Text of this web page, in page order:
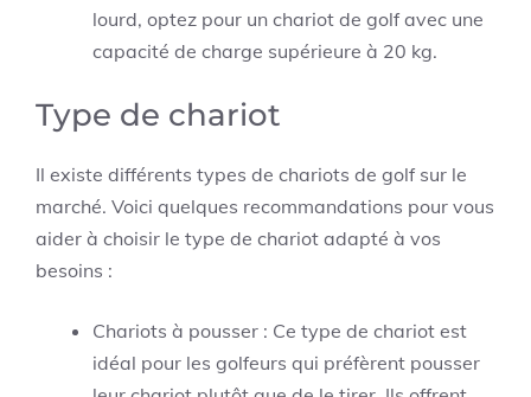
lourd, optez pour un chariot de golf avec une
capacité de charge supérieure à 20 kg.
Type de chariot
Il existe différents types de chariots de golf sur le
marché. Voici quelques recommandations pour vous
aider à choisir le type de chariot adapté à vos
besoins :
Chariots à pousser : Ce type de chariot est
idéal pour les golfeurs qui préfèrent pousser